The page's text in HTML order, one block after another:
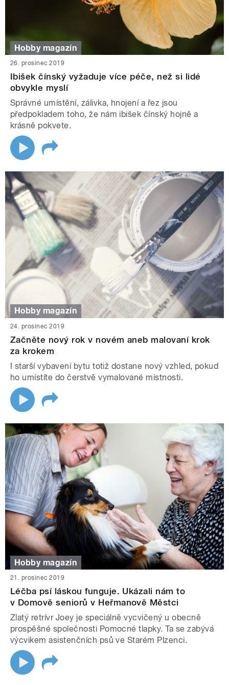
Hobby magazín
26. prosinec 2019
Ibišek čínský vyžaduje více péče, než si lidé
obvykle myslí
Správné umístění, zálivka, hnojení a řez jsou
předpokladem toho, že nám ibišek čínský hojně a
krásně pokvete.
Hobby magazín
24. prosinec 2019
Začněte nový rok v novém aneb malovaní krok
za krokem
I starší vybavení bytu totiž dostane nový vzhled, pokud
ho umístíte do čerstvě vymalované místnosti.
Hobby magazín
21. prosinec 2019
Léčba psí láskou funguje. Ukázali nám to
v Domově seniorů v Heřmanově Městci
Zlatý retrívr Joey je speciálně vycvičený u obecně
prospěšné společnosti Pomocné tlapky. Ta se zabývá
výcvikem asistenčních psů ve Starém Plzenci.